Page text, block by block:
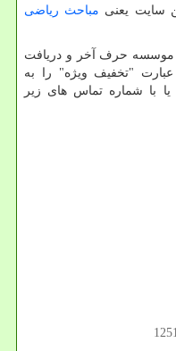
سایت یعنی مباحث ریاضی
موسسه حرف آخر و دریافت
"تخفیف ویژه" را به
ارسال کنید یا با شماره تماس های زیر
1251